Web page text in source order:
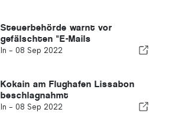
Steuerbehörde warnt vor
gefälschten "E-Mails
In - 08 Sep 2022
Kokain am Flughafen Lissabon
beschlagnahmt
In - 08 Sep 2022